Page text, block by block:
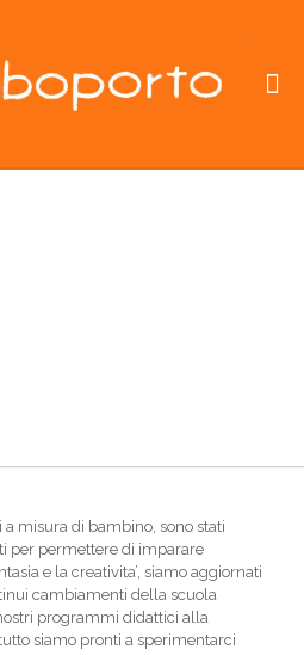
misura di bambino, sono stati
per permettere di imparare
e la creativita’, siamo aggiornati
cambiamenti della scuola
programmi didattici alla
siamo pronti a sperimentarci